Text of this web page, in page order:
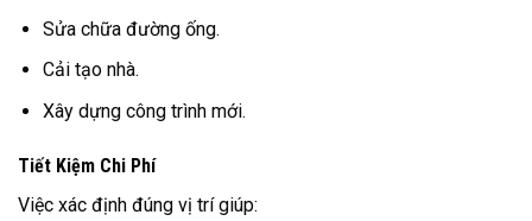
Sửa chữa đường ống.
Cải tạo nhà.
Xây dựng công trình mới.
Tiết Kiệm Chi Phí
Việc xác định đúng vị trí giúp: